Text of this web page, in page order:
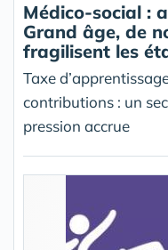
Médico-social :
Grand âge, de
fragilisent les
Taxe
contributions : un
pression accrue